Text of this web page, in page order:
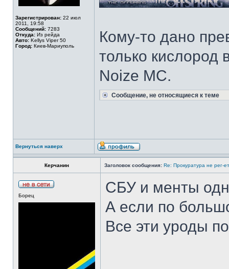
Зарегистрирован: 22 июл
2011, 19:58
Сообщений: 7283
Откуда: Из рейда
Авто: Kellys Viper 50
Город: Киев-Мариуполь
Кому-то дано
только кислород
Noize MC.
Сообщение, не относящиеся к теме
Вернуться наверх
Керчанин Заголовок сообщения: Re: Прокуратура не рег-
Борец
СБУ и менты
А если по
Все эти уроды